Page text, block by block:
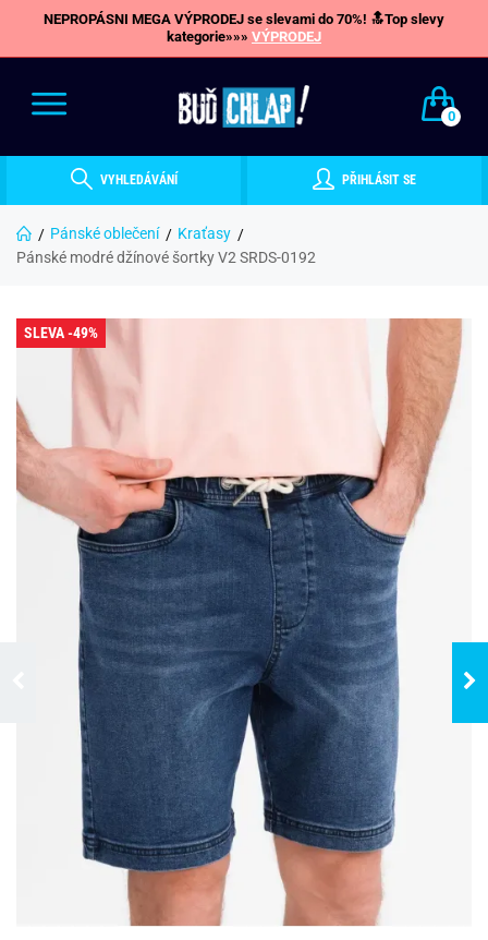
NEPROPÁSNI MEGA VÝPRODEJ se slevami do 70%! 🔝Top slevy
kategorie»»» VÝPRODEJ
0
VYHLEDÁVÁNÍ PŘIHLÁSIT SE
Pánské oblečení
Kraťasy
Pánské modré džínové šortky V2 SRDS-0192
SLEVA -49%